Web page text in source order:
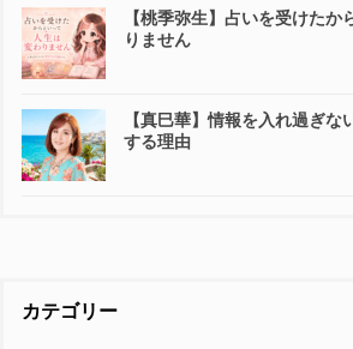
【桃季弥生】占いを受けた
りません
【真巳華】情報を入れ過ぎな
する理由
カテゴリー